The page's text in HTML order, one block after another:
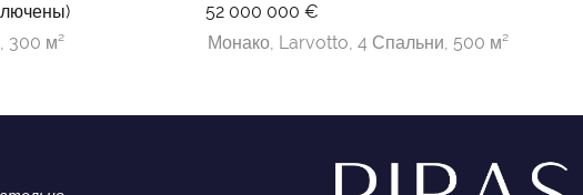
300 м²
52 000 000 €
Монако, Larvotto, 4 Спальни, 500 м²